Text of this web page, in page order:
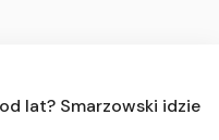
lat? Smarzowski idzie